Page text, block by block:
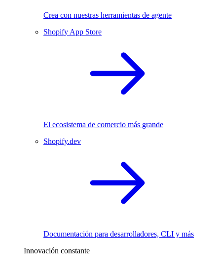
Crea con nuestras herramientas de agente
Shopify App Store
El ecosistema de comercio más grande
Shopify.dev
Documentación para desarrolladores, CLI y más
Innovación constante